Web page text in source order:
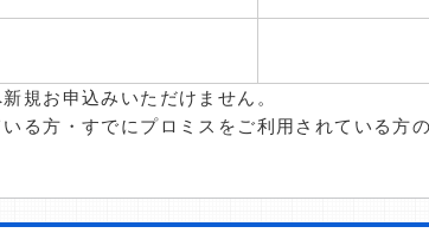
規お申込みいただけません。
る方・すでにプロミスをご利用されている方